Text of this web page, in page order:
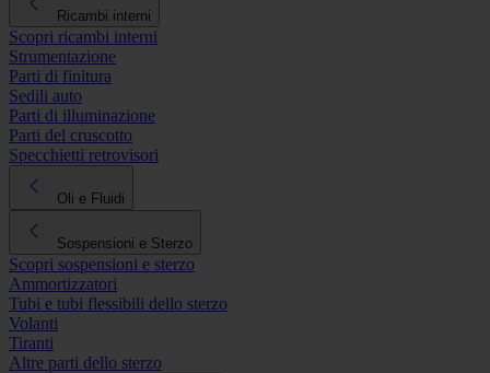
Ricambi interni
Scopri ricambi interni
Strumentazione
Parti di finitura
Sedili auto
Parti di illuminazione
Parti del cruscotto
Specchietti retrovisori
Oli e Fluidi
Sospensioni e Sterzo
Scopri sospensioni e sterzo
Ammortizzatori
Tubi e tubi flessibili dello sterzo
Volanti
Tiranti
Altre parti dello sterzo